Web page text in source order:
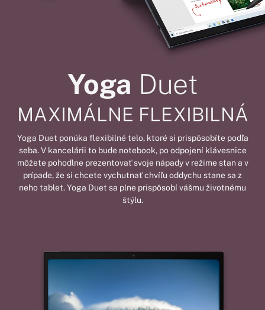
Yoga Duet
MAXIMÁLNE FLEXIBILNÁ
Yoga Duet ponúka flexibilné telo, ktoré si prispôsobíte podľa
seba. V kancelárii to bude notebook, po odpojení klávesnice
môžete pohodlne prezentovať svoje nápady v režime stan a v
prípade, že si chcete vychutnať chvíľu oddychu stane sa z
neho tablet. Yoga Duet sa plne prispôsobí vášmu životnému
štýlu.